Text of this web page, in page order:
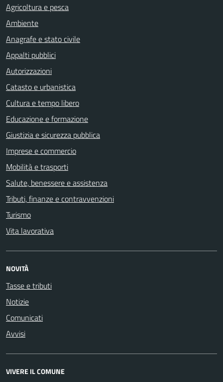
Agricoltura e pesca
Ambiente
Anagrafe e stato civile
Appalti pubblici
Autorizzazioni
Catasto e urbanistica
Cultura e tempo libero
Educazione e formazione
Giustizia e sicurezza pubblica
Imprese e commercio
Mobilità e trasporti
Salute, benessere e assistenza
Tributi, finanze e contravvenzioni
Turismo
Vita lavorativa
NOVITÀ
Tasse e tributi
Notizie
Comunicati
Avvisi
VIVERE IL COMUNE